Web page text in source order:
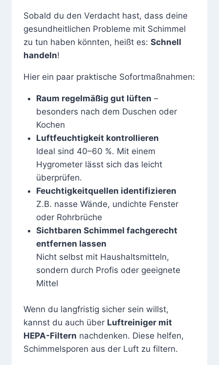
Sobald du den Verdacht hast, dass deine
gesundheitlichen Probleme mit Schimmel
zu tun haben könnten, heißt es: Schnell
handeln!
Hier ein paar praktische Sofortmaßnahmen:
Raum regelmäßig gut lüften –
besonders nach dem Duschen oder
Kochen
Luftfeuchtigkeit kontrollieren
Ideal sind 40–60 %. Mit einem
Hygrometer lässt sich das leicht
überprüfen.
Feuchtigkeitquellen identifizieren
Z.B. nasse Wände, undichte Fenster
oder Rohrbrüche
Sichtbaren Schimmel fachgerecht
entfernen lassen
Nicht selbst mit Haushaltsmitteln,
sondern durch Profis oder geeignete
Mittel
Wenn du langfristig sicher sein willst,
kannst du auch über Luftreiniger mit
HEPA-Filtern nachdenken. Diese helfen,
Schimmelsporen aus der Luft zu filtern.